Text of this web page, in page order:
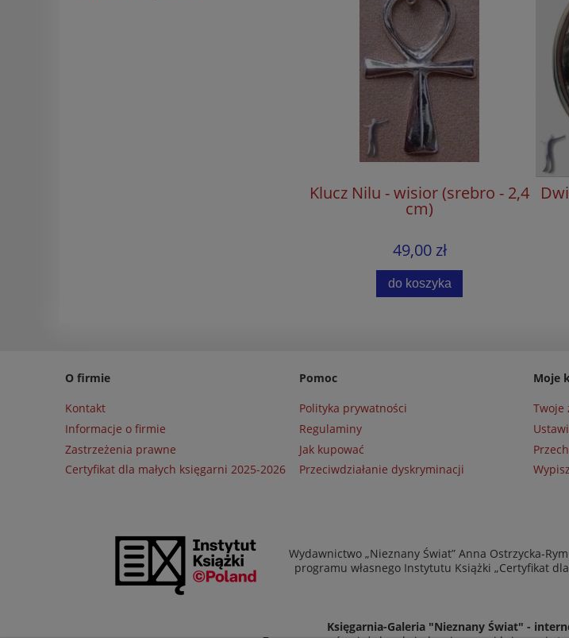
Klucz Nilu - wisior (srebro - 2,4
cm)
49,00 zł
do koszyka
O firmie
Kontakt
Informacje o firmie
Zastrzeżenia prawne
Certyfikat dla małych księgarni 2025-2026
Pomoc
Polityka prywatności
Regulaminy
Jak kupować
Przeciwdziałanie dyskryminacji
Moje
Twoje
Wydawnictwo „Nieznany Świat” Anna Ostrzycka-
programu własnego Instytutu Książki „Certyfikat
Księgarnia-Galeria "Nieznany Świat" -